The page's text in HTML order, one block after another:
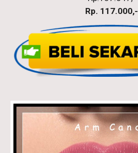
Rp. 117.000,-